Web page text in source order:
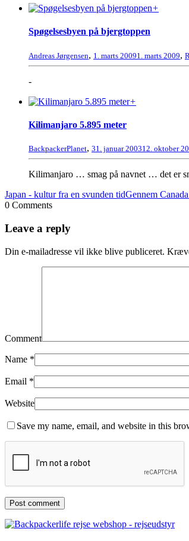
+
Spøgelsesbyen på bjergtoppen
Andreas Jørgensen, 1. marts 20091. marts 2009,
-
+
Kilimanjaro 5.895 meter
BackpackerPlanet, 31. januar 200312. oktober
Kilimanjaro … smag på navnet … det er
Japan - kultur fra en svunden tidGennem
0 Comments
Leave a reply
Din e-mailadresse vil ikke blive publiceret.
Comment
Name *
Email *
Website
Save my name, email, and website in this